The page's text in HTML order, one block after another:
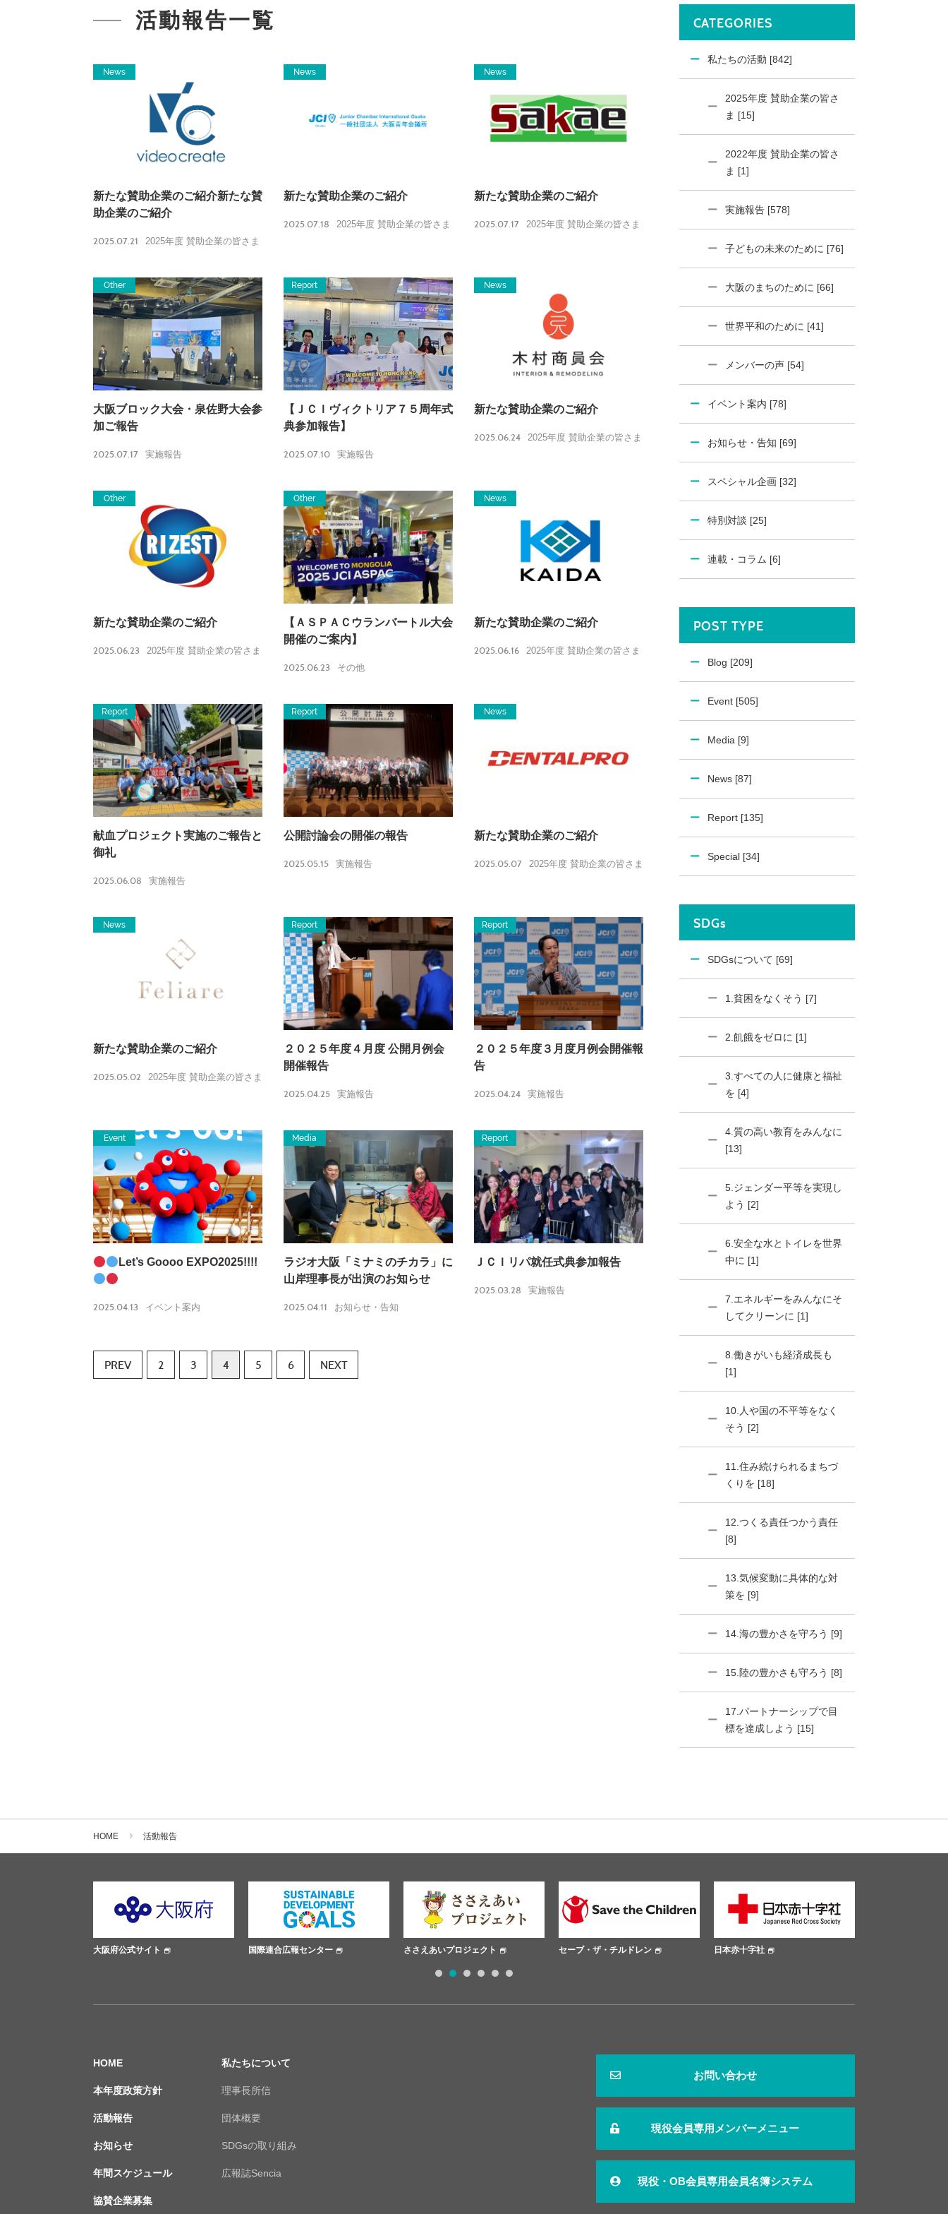
活動報告一覧
News
新たな賛助企業のご紹介新たな賛
助企業のご紹介
2025.07.21 2025年度 賛助企業の皆さま
News
新たな賛助企業のご紹介
2025.07.18 2025年度 賛助企業の皆さま
News
新たな賛助企業のご紹介
2025.07.17 2025年度 賛助企業の皆さま
Other
大阪ブロック大会・泉佐野大会参
加ご報告
2025.07.17 実施報告
Report
【ＪＣＩヴィクトリア７５周年式
典参加報告】
2025.07.10 実施報告
News
新たな賛助企業のご紹介
2025.06.24 2025年度 賛助企業の皆さま
Other
新たな賛助企業のご紹介
2025.06.23 2025年度 賛助企業の皆さま
Other
【ＡＳＰＡＣウランバートル大会
開催のご案内】
2025.06.23 その他
News
新たな賛助企業のご紹介
2025.06.16 2025年度 賛助企業の皆さま
Report
献血プロジェクト実施のご報告と
御礼
2025.06.08 実施報告
Report
公開討論会の開催の報告
2025.05.15 実施報告
News
新たな賛助企業のご紹介
2025.05.07 2025年度 賛助企業の皆さま
News
新たな賛助企業のご紹介
2025.05.02 2025年度 賛助企業の皆さま
Report
２０２５年度４月度 公開月例会
開催報告
2025.04.25 実施報告
Report
２０２５年度３月度月例会開催報
告
2025.04.24 実施報告
Event
Let’s Goooo EXPO2025!!!!
2025.04.13 イベント案内
Media
ラジオ大阪「ミナミのチカラ」に
山岸理事長が出演のお知らせ
2025.04.11 お知らせ・告知
Report
ＪＣＩリパ就任式典参加報告
2025.03.28 実施報告
PREV 2 3 4 5 6 NEXT
CATEGORIES
私たちの活動 [842]
2025年度 賛助企業の皆さ
ま [15]
2022年度 賛助企業の皆さ
ま [1]
実施報告 [578]
子どもの未来のために [76]
大阪のまちのために [66]
世界平和のために [41]
メンバーの声 [54]
イベント案内 [78]
お知らせ・告知 [69]
スペシャル企画 [32]
特別対談 [25]
連載・コラム [6]
POST TYPE
Blog [209]
Event [505]
Media [9]
News [87]
Report [135]
Special [34]
SDGs
SDGsについて [69]
1.貧困をなくそう [7]
2.飢餓をゼロに [1]
3.すべての人に健康と福祉
を [4]
4.質の高い教育をみんなに
[13]
5.ジェンダー平等を実現し
よう [2]
6.安全な水とトイレを世界
中に [1]
7.エネルギーをみんなにそ
してクリーンに [1]
8.働きがいも経済成長も
[1]
10.人や国の不平等をなく
そう [2]
11.住み続けられるまちづ
くりを [18]
12.つくる責任つかう責任
[8]
13.気候変動に具体的な対
策を [9]
14.海の豊かさを守ろう [9]
15.陸の豊かさも守ろう [8]
17.パートナーシップで目
標を達成しよう [15]
HOME 活動報告
国際連合広報センター ささえあいプロジェクト セーブ・ザ・チルドレン 日本赤十字社
HOME
本年度政策方針
活動報告
お知らせ
年間スケジュール
協賛企業募集
私たちについて
理事長所信
団体概要
SDGsの取り組み
広報誌Sencia
お問い合わせ
現役会員専用メンバーメニュー
現役・OB会員専用会員名簿システム